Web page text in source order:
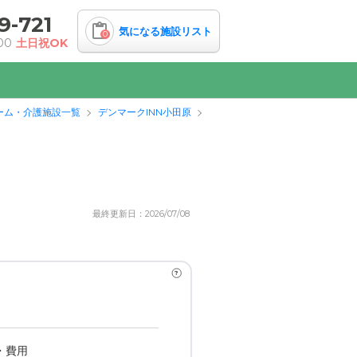
721
土日祝OK
0 気になる施設リスト
ム・介護施設一覧 デンマークINN小田原
最終更新日：2026/07/08
?
費用